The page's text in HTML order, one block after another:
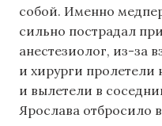
собой. Именно
сильно пострадал
анестезиолог, из-за
и хирурги
и вылетели в
Ярослава отбросило